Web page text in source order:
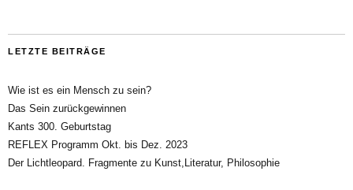
LETZTE BEITRÄGE
Wie ist es ein Mensch zu sein?
Das Sein zurückgewinnen
Kants 300. Geburtstag
REFLEX Programm Okt. bis Dez. 2023
Der Lichtleopard. Fragmente zu Kunst,Literatur, Philosophie